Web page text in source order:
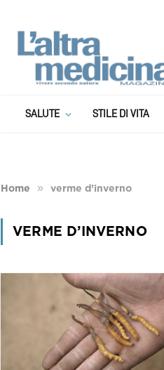
SALUTE STILE DI VITA
Home » verme d’inverno
VERME D’INVERNO